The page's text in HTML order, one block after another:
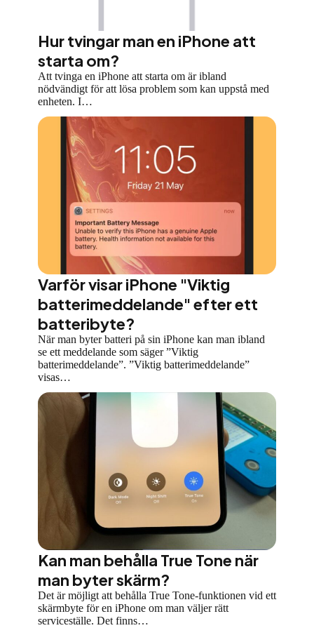
Hur tvingar man en iPhone att
starta om?
Att tvinga en iPhone att starta om är ibland
nödvändigt för att lösa problem som kan uppstå med
enheten. I…
Varför visar iPhone "Viktig
batterimeddelande" efter ett
batteribyte?
När man byter batteri på sin iPhone kan man ibland
se ett meddelande som säger ”Viktig
batterimeddelande”. ”Viktig batterimeddelande”
visas…
Kan man behålla True Tone när
man byter skärm?
Det är möjligt att behålla True Tone-funktionen vid ett
skärmbyte för en iPhone om man väljer rätt
serviceställe. Det finns…